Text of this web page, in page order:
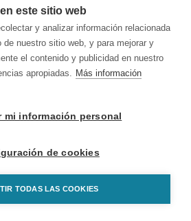
este sitio web
y analizar información relacionada
nuestro sitio web, y para mejorar y
el contenido y publicidad en nuestro
apropiadas. Más información
mi información personal
de cookies
TODAS LAS COOKIES